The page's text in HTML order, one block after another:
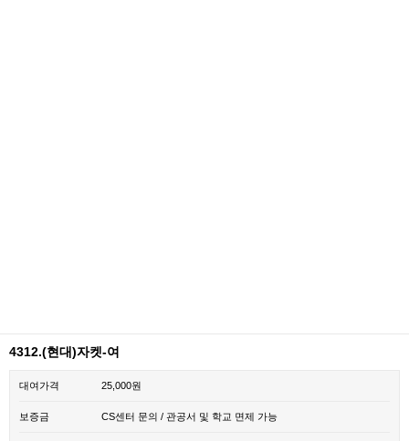
4312.(현대)자켓-여
대여가격 25,000원
보증금 CS센터 문의 / 관공서 및 학교 면제 가능